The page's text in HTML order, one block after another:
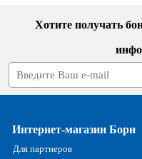
Хотите получать
Интернет-магазин Борн
Для партнеров